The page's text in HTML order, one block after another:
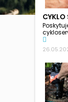
CYKLO